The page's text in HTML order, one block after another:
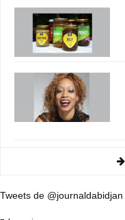
Tweets de @journaldabidjan